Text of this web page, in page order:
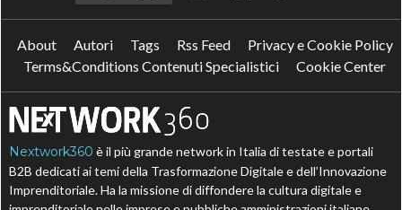
About Autori Tags Rss Feed
Privacy e Cookie Policy
Terms&Conditions Contenuti Specialistici
Cookie Center
Nextwork360 è il più grande network in Italia di testate e portali
B2B dedicati ai temi della Trasformazione Digitale e dell’Innovazione
Imprenditoriale. Ha la missione di diffondere la cultura digitale e